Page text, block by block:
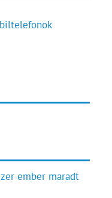
ember maradt